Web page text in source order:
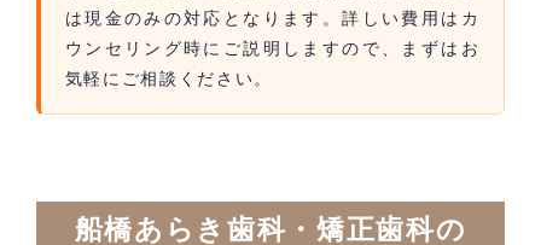
は現金のみの対応となります。詳しい費用はカ
ウンセリング時にご説明しますので、まずはお
気軽にご相談ください。
船橋あらき歯科・矯正歯科の